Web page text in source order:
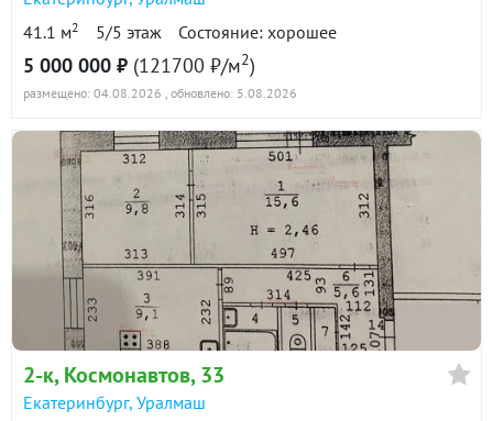
41.1 м2 5/5 этаж Состояние: хорошее
5 000 000 ₽ (121700 ₽/м2)
размещено: 04.08.2026 , обновлено: 5.08.2026
2-к, Космонавтов, 33
Екатеринбург, Уралмаш